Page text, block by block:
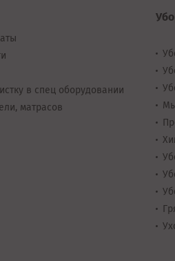
в спец оборудовании
матрасов